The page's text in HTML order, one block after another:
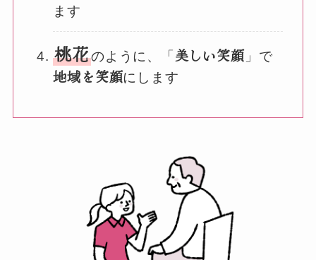
ます
桃花のように、「 美しい笑顔 」で
地域を笑顔にします